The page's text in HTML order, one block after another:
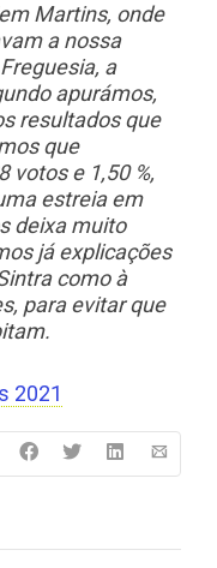
Martins, onde
a nossa
a
apurámos,
resultados que
que
votos e 1,50 %,
estreia em
deixa muito
já explicações
como à
para evitar que
2021